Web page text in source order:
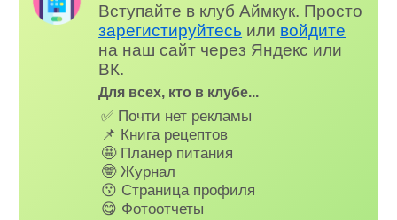
Вступайте в клуб Аймкук. Просто
зарегистируйтесь или войдите
на наш сайт через Яндекс или
ВК.
Для всех, кто в клубе...
✅ Почти нет рекламы
📌 Книга рецептов
🤩 Планер питания
🤓 Журнал
😗 Страница профиля
😋 Фотоотчеты